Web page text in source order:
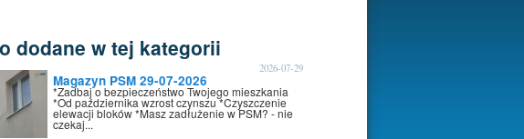
dodane w tej kategorii
Magazyn PSM 29-07-2026
2026-07-29
*Zadbaj o bezpieczeństwo Twojego mieszkania
*Od października wzrost czynszu *Czyszczenie
elewacji bloków *Masz zadłużenie w PSM? - nie
czekaj...